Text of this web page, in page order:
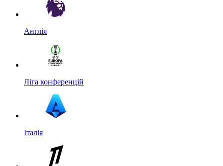
Англія
Ліга конференцій
Італія